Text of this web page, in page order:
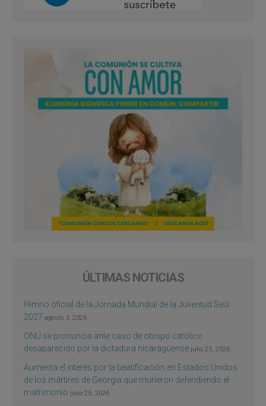
ÚLTIMAS NOTICIAS
Himno oficial de la Jornada Mundial de la Juventud Seúl
2027 agosto 3, 2026
ONU se pronuncia ante caso de obispo católico
desaparecido por la dictadura nicaragüense julio 25, 2026
Aumenta el interés por la beatificación en Estados Unidos
de los mártires de Georgia que murieron defendiendo el
matrimonio julio 25, 2026